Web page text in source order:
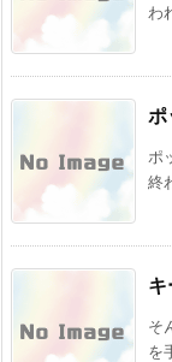
わ
ポ
終
そ
を